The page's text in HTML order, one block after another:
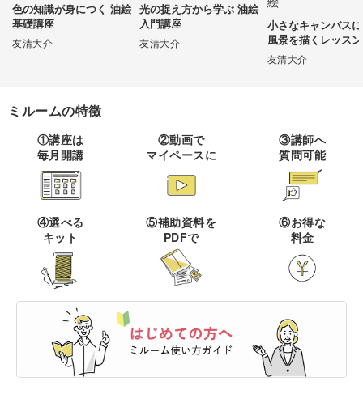
伝統刺繍
パンチニードル
刺し子
クロスステッチ
オートクチュール刺繍
リボン刺繍
ビーズ刺繍
フランス刺繍
棒針編み
レース編み
マクラメ
クラフトバンド
あみぐるみ
すべて
布小物
和裁
洋裁
すべて
ボールペンイラスト
アクリル絵の具
アルコールインクアート
コピック
パステルアート
ミニチュア・クレイ
クラフト
フェイクスイーツ
ミニチュアフード
ミニチュア雑貨
ドール服
ドールハウス
すべて
ネイル検定
スカルプネイル
ネイルケア
ジェルネイル
すべて
プラバンアクセサリー
クレイ
レジンアクセサリー
ワイヤーアクセサリー
ビーズアクセサリー
キャンドル
すべて
キャンドルホルダー
マーブルキャンドル
スイーツキャンドル
ソイキャンドル
カリグラフィー・レ
すべて
カリグラフィー
レタリング
絵付け・ペインティ
ング
すべて
ポーセラーツ
トールペイント
上絵付け
すべて
ペン字
ペーパークラフト
すべて
ペーパーアート
切り絵
すべて
石鹸作り
羊毛フェルト
すべて
すべてクッキング ビジネス
色の知識が身につく 油絵
基礎講座
友清大介
光の捉え方から学ぶ 油絵
入門講座
友清大介
小さなキャンバス
風景を描くレッスン
友清大介
ミルームの特徴
①講座は
毎月開講
②動画で
マイペースに
③講師へ
質問可能
④選べる
キット
⑤補助資料を
PDFで
⑥お得な
料金